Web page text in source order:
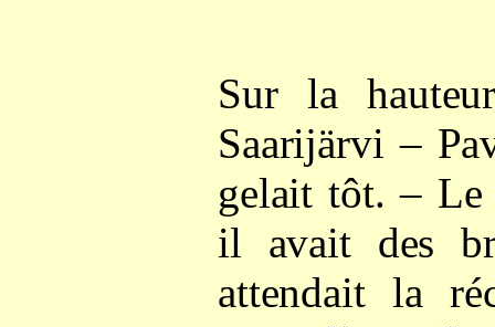
Sur la
Saarijärvi –
gelait tôt. –
il avait des
attendait la